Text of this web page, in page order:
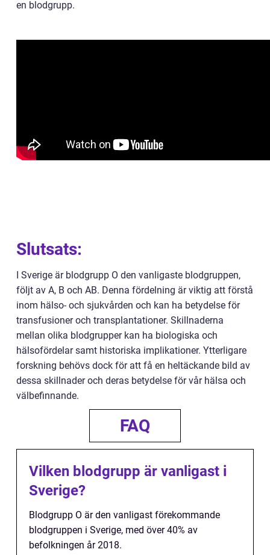
en blodgrupp.
Slutsats:
I Sverige är blodgrupp O den vanligaste blodgruppen,
följt av A, B och AB. Denna fördelning är viktig att förstå
inom hälso- och sjukvården och kan ha betydelse för
transfusioner och transplantationer. Skillnaderna
mellan olika blodgrupper kan ha biologiska och
hälsofördelar samt historiska implikationer. Ytterligare
forskning behövs dock för att få en heltäckande bild av
dessa skillnader och deras betydelse för vår hälsa och
välbefinnande.
FAQ
Vilken blodgrupp är vanligast i
Sverige?
Blodgrupp O är den vanligast förekommande
blodgruppen i Sverige, med över 40% av
befolkningen år 2018.